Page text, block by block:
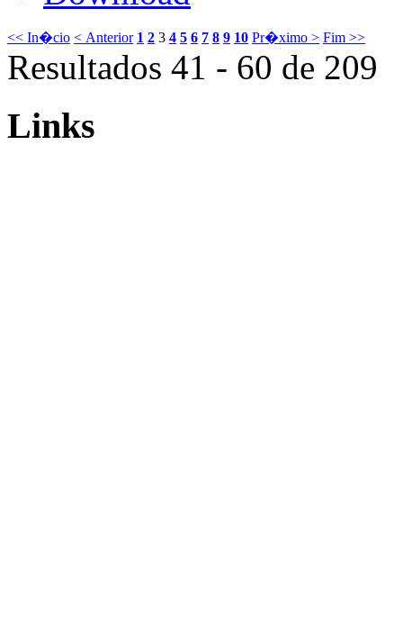
<< In�cio < Anterior 1 2 3 4 5 6 7 8 9 10 Pr�ximo > Fim >>
Resultados 41 - 60 de 209
Links